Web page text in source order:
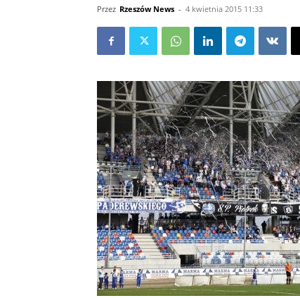
Przez Rzeszów News - 4 kwietnia 2015 11:33